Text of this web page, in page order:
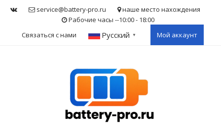
service@battery-pro.ru
наше место нахождения
Рабочие часы --10:00 - 18:00
Связаться с нами
Русский ▼ Мой аккаунт